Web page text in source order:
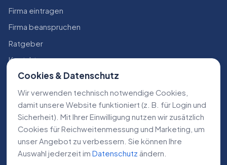
Firma eintragen
Firma beanspruchen
Ratgeber
Kontakt
Konto
RECHTLICHES
Impressum
Datenschutz
AGB
Cookies & Datenschutz
Wir verwenden technisch notwendige Cookies,
damit unsere Website funktioniert (z. B. für Login und
Sicherheit). Mit Ihrer Einwilligung nutzen wir zusätzlich
Cookies für Reichweiten­messung und Marketing, um
unser Angebot zu verbessern. Sie können Ihre
Auswahl jederzeit im Datenschutz ändern.